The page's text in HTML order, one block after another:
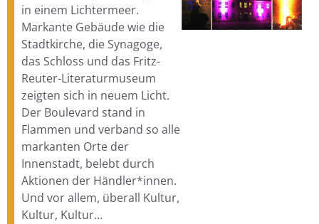
in einem Lichtermeer.
Markante Gebäude wie die
Stadtkirche, die Synagoge,
das Schloss und das Fritz-
Reuter-Literaturmuseum
zeigten sich in neuem Licht.
Der Boulevard stand in
Flammen und verband so alle
markanten Orte der
Innenstadt, belebt durch
Aktionen der Händler*innen.
Und vor allem, überall Kultur,
Kultur, Kultur…